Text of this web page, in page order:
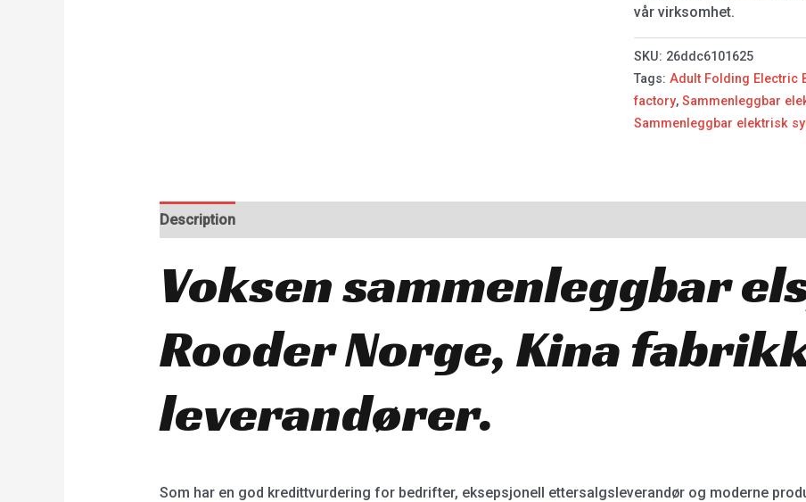
vår virksomhet.
SKU: 26ddc6101625
Tags:Adult Folding Electric
factory,Sammenleggbar
Sammenleggbar elektrisk
Description
Voksen sammenleggbar
Rooder Norge, Kina
leverandører.
Som har en god kredittvurdering for bedrifter, eksepsjonell ettersalgsleverandør og moderne